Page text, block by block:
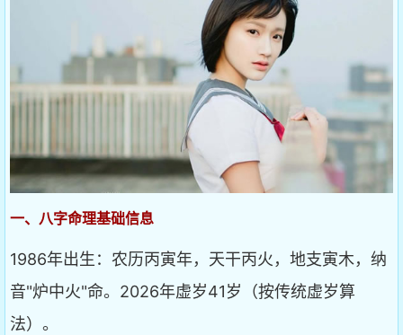
一、八字命理基础信息
1986年出生：农历丙寅年，天干丙火，地支寅木，纳
音"炉中火"命。2026年虚岁41岁（按传统虚岁算
法）。